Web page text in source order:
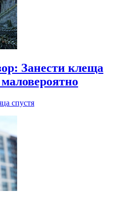
Занести клеща
спустя